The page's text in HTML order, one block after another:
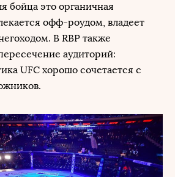
бойца это органичная
офф-роудом, владеет
В RBP также
аудиторий:
UFC хорошо сочетается с